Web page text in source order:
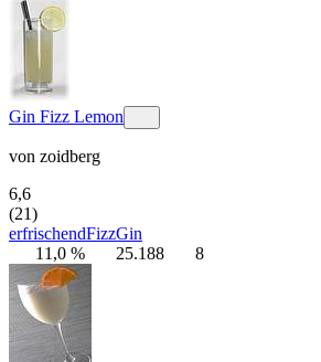
Gin Fizz Lemon
von zoidberg
6,6
(21)
erfrischendFizzGin
11,0 %
25.188 8